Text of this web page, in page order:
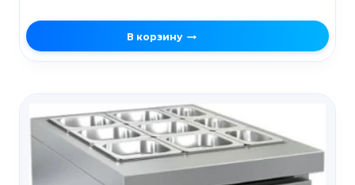
В корзину